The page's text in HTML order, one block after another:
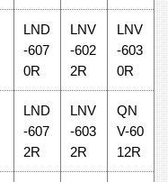
LND
-607
0R
LNV
-602
2R
LNV
-603
0R
LND
-607
2R
LNV
-603
2R
QN
V-60
12R